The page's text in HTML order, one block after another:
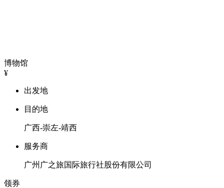
博物馆
¥
出发地
目的地
广西-崇左-靖西
服务商
广州广之旅国际旅行社股份有限公司
领券